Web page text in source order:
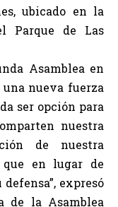
ubicado en la
Parque de Las
Asamblea en
nueva fuerza
ser opción para
nuestra
de nuestra
en lugar de
expresó
de la Asamblea